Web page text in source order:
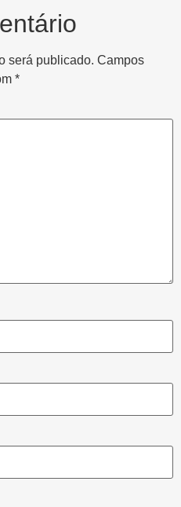
será publicado. Campos
*